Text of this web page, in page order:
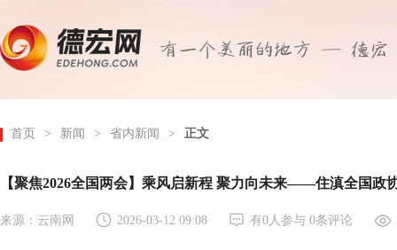
首页 > 新闻 > 省内新闻 > 正文
【聚焦2026全国两会】乘风启新程 聚力向未来——住滇全国政
来源：云南网 2026-03-12 09:08 有0人参与 0条评论